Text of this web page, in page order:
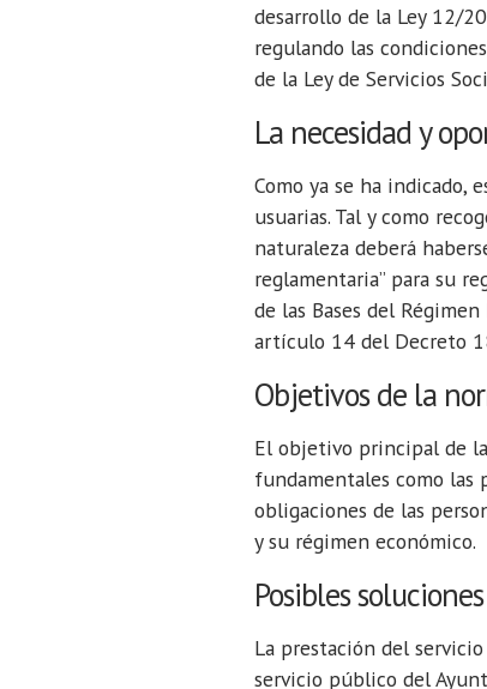
desarrollo de la Ley 12/
regulando las
de la Ley de Servicios
La necesidad y
Como ya se ha indicado,
usuarias. Tal y como
naturaleza deberá
reglamentaria” para su
de las Bases del
artículo 14 del Decreto
Objetivos de la
El objetivo principal de
fundamentales como las
obligaciones de las
y su régimen económico.
Posibles
La prestación del
servicio público del